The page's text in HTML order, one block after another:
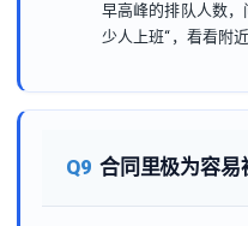
早高峰的排队人数，
少人上班“，看看附
Q9 合同里极为容易